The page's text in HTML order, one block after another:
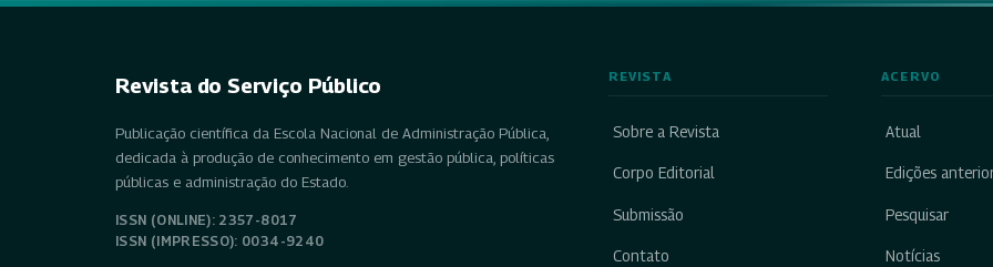
Revista do Serviço Público
Publicação científica da Escola Nacional de Administração Pública,
dedicada à produção de conhecimento em gestão pública, políticas
públicas e administração do Estado.
ISSN (ONLINE): 2357-8017
ISSN (IMPRESSO): 0034-9240
REVISTA
Sobre a Revista
Corpo Editorial
Submissão
Contato
ACERVO
Atual
Edições
Pesquisar
Notícias